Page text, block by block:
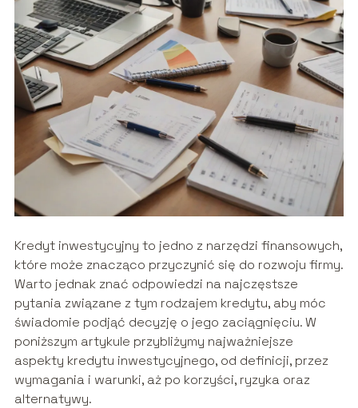
Kredyt inwestycyjny to jedno z narzędzi finansowych,
które może znacząco przyczynić się do rozwoju firmy.
Warto jednak znać odpowiedzi na najczęstsze
pytania związane z tym rodzajem kredytu, aby móc
świadomie podjąć decyzję o jego zaciągnięciu. W
poniższym artykule przybliżymy najważniejsze
aspekty kredytu inwestycyjnego, od definicji, przez
wymagania i warunki, aż po korzyści, ryzyka oraz
alternatywy.